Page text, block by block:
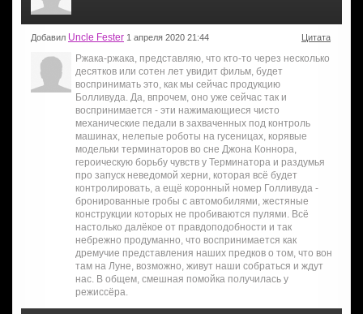
Добавил Uncle Fester 1 апреля 2020 21:44 Цитата
Ржака-ржака, представляю, что кто-то через несколько
десятков или сотен лет увидит фильм, будет
воспринимать это, как мы сейчас продукцию
Болливуда. Да, впрочем, оно уже сейчас так и
воспринимается - эти нажимающиеся чисто
механические педали в захваченных под контроль
машинах, нелепые роботы на гусеницах, корявые
модельки терминаторов во сне Джона Коннора,
героическую борьбу чувств у Терминатора и раздумья
про запуск неведомой херни, которая всё будет
контролировать, а ещё коронный номер Голливуда -
бронированные гробы с автомобилями, жестяные
конструкции которых не пробиваются пулями. Всё
настолько далёкое от правдоподобности и так
небрежно продуманно, что воспринимается как
дремучие представления наших предков о том, что вон
там на Луне, возможно, живут наши собраться и ждут
нас. В общем, смешная помойка получилась у
режиссёра.